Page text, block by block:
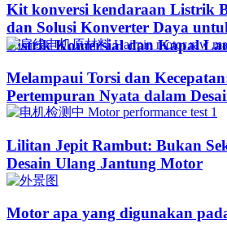
Kit konversi kendaraan Listrik
dan Solusi Konverter Daya
Listrik Komersial dan Kapal
Melampaui Torsi dan
Pertempuran Nyata dalam
Lilitan Jepit Rambut: Bukan
Desain Ulang Jantung Motor
Motor apa yang digunakan